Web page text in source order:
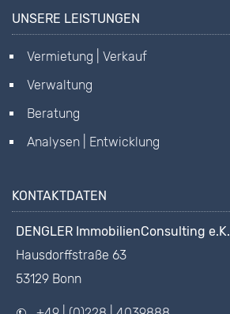
UNSERE LEISTUNGEN
Vermietung | Verkauf
Verwaltung
Beratung
Analysen | Entwicklung
KONTAKTDATEN
DENGLER ImmobilienConsulting e.K.
Hausdorffstraße 63
53129 Bonn